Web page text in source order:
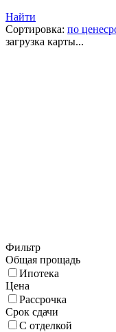
Найти
Сортировка: по цене
загрузка карты...
Фильтр
Общая прощадь
Ипотека
Цена
Рассрочка
Срок сдачи
С отделкой